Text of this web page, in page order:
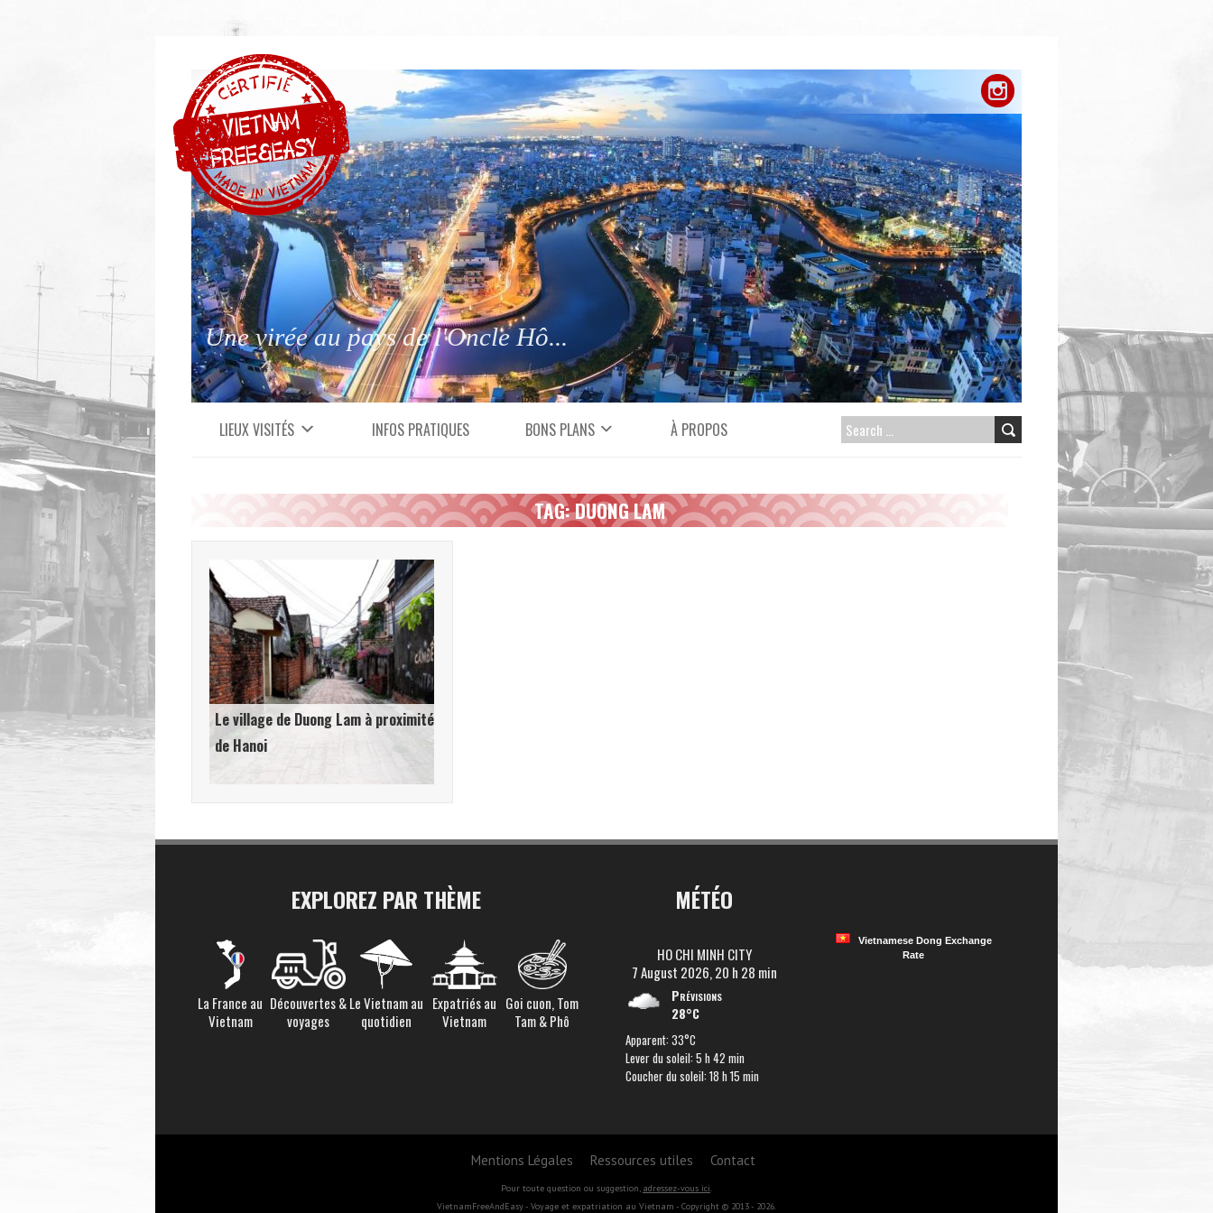
Une virée au pays de l'Oncle Hô...
LIEUX VISITÉS INFOS PRATIQUES BONS PLANS À PROPOS
SEARCH
TAG: DUONG LAM
Le village de Duong Lam à proximité
de Hanoi
EXPLOREZ PAR THÈME
La France au
Vietnam
Découvertes &
voyages
Le Vietnam au
quotidien
Expatriés au
Vietnam
Goi cuon, Tom
Tam & Phô
MÉTÉO
HO CHI MINH CITY
7 August 2026, 20 h 28 min
Prévisions
28°C
Apparent: 33°C
Lever du soleil: 5 h 42 min
Coucher du soleil: 18 h 15 min
Vietnamese Dong Exchange
Rate
Mentions Légales Ressources utiles Contact
Pour toute question ou suggestion, adressez-vous ici.
VietnamFreeAndEasy - Voyage et expatriation au Vietnam - Copyright © 2013 - 2026.